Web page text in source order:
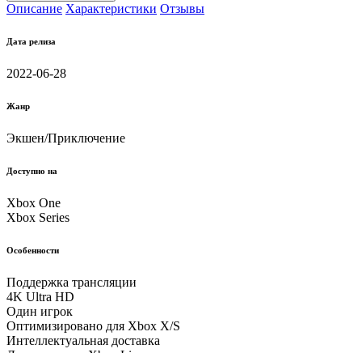
Описание Характеристики Отзывы
Дата релиза
2022-06-28
Жанр
Экшен/Приключение
Доступно на
Xbox One
Xbox Series
Особенности
Поддержка трансляции
4K Ultra HD
Один игрок
Оптимизировано для Xbox X/S
Интеллектуальная доставка